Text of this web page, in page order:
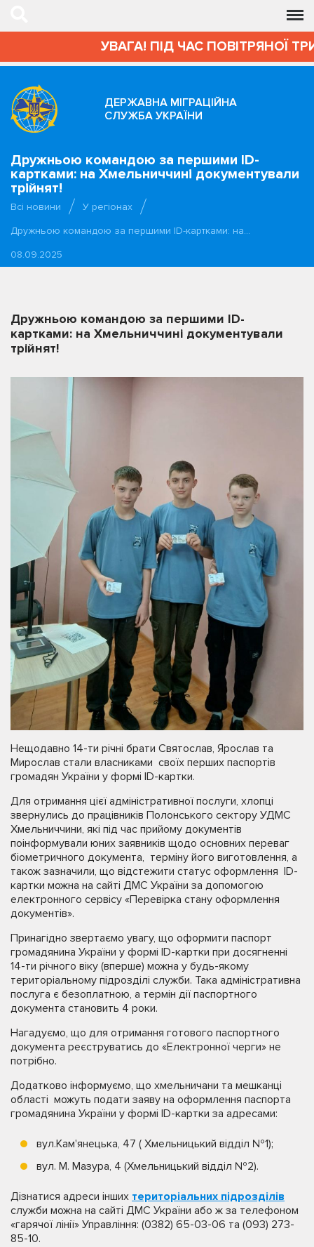
УВАГА! ПІД ЧАС ПОВІТРЯНОЇ
ДЕРЖАВНА МІГРАЦІЙНА
СЛУЖБА УКРАЇНИ
Дружньою командою за першими ID-
картками: на Хмельниччині документували
трійнят!
Всі новини
У регіонах
Дружньою командою за першими ID-картками: на…
08.09.2025
Дружньою командою за першими ID-
картками: на Хмельниччині документували
трійнят!
Нещодавно 14-ти річні брати Святослав, Ярослав та
Мирослав стали власниками своїх перших паспортів
громадян України у формі ID-картки.
Для отримання цієї адміністративної послуги, хлопці
звернулись до працівників Полонського сектору УДМС
Хмельниччини, які під час прийому документів
поінформували юних заявників щодо основних переваг
біометричного документа, терміну його виготовлення, а
також зазначили, що відстежити статус оформлення ID-
картки можна на сайті ДМС України за допомогою
електронного сервісу «Перевірка стану оформлення
документів».
Принагідно звертаємо увагу, що оформити паспорт
громадянина України у формі ID-картки при досягненні
14-ти річного віку (вперше) можна у будь-якому
територіальному підрозділі служби. Така адміністративна
послуга є безоплатною, а термін дії паспортного
документа становить 4 роки.
Нагадуємо, що для отримання готового паспортного
документа реєструватись до «Електронної черги» не
потрібно.
Додатково інформуємо, що хмельничани та мешканці
області можуть подати заяву на оформлення паспорта
громадянина України у формі ID-картки за адресами:
вул.Кам'янецька, 47 ( Хмельницький відділ №1);
вул. М. Мазура, 4 (Хмельницький відділ №2).
Дізнатися адреси інших територіальних підрозділів
служби можна на сайті ДМС України або ж за телефоном
«гарячої лінії» Управління: (0382) 65-03-06 та (093) 273-
85-10.